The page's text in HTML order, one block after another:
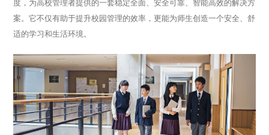
度，为高校管理者提供的一套稳定全面、安全可靠、智能高效的解决方
案。它不仅有助于提升校园管理的效率，更能为师生创造一个安全、舒
适的学习和生活环境。